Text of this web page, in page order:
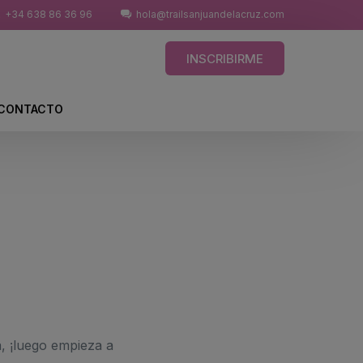
+34 638 86 36 96 hola@trailsanjuandelacruz.com
INSCRIBIRME
empieza a